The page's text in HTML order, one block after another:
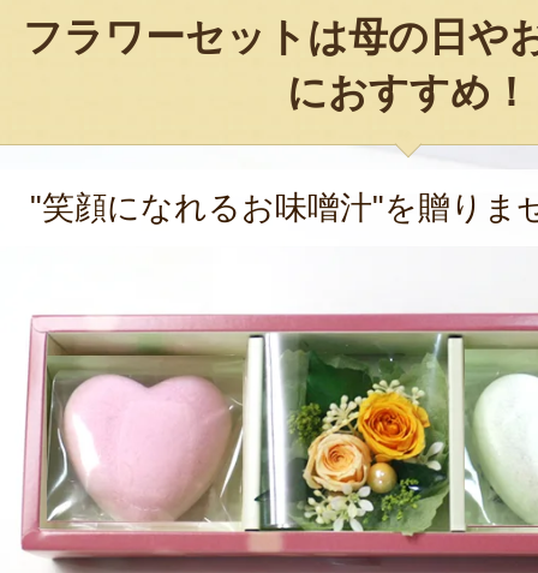
フラワーセットは母の日や
におすすめ！
"笑顔になれるお味噌汁"を贈りま